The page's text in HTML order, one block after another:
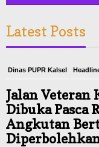
Latest Posts
Dinas PUPR Kalsel
Jalan Veteran
Dibuka Pasca
Angkutan